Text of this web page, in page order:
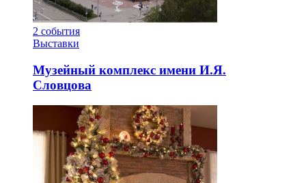
2 события
Выставки
Музейный комплекс имени И.Я.
Словцова